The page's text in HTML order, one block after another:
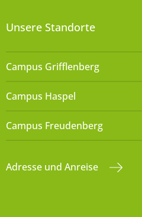
Unsere Standorte
Campus Grifflenberg
Campus Haspel
Campus Freudenberg
Adresse und Anreise